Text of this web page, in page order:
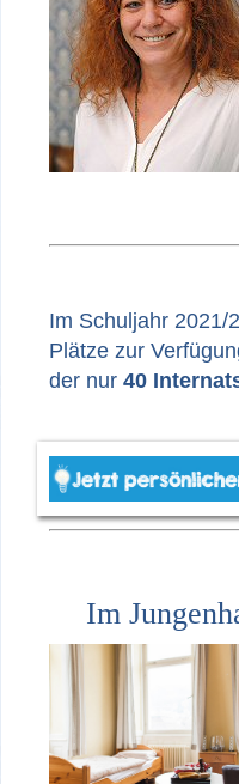
Im Schuljahr 2021/
Plätze zur
der nur 40
Im